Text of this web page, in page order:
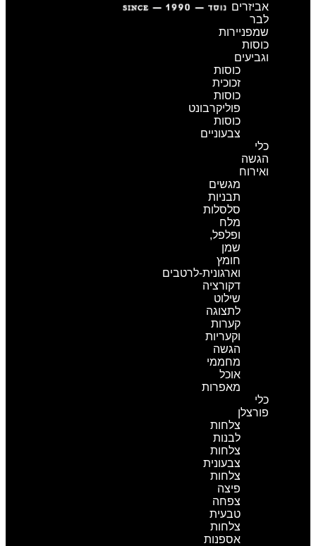
אביזרים
לבר
שמפניירות
כוסות
וגביעים
כוסות
זכוכית
כוסות
פוליקרבונט
כוסות
צבעוניים
כלי
הגשה
ואירוח
מגשים
תבניות
סלסלות
מלח
ופלפל,
שמן
חומץ
וארגונית-לרטבים
דקורציה
שילוט
לתצוגה
קערות
וקעריות
הגשה
מחממי
אוכל
מאפרות
כלי
פורצלן
צלחות
לבנות
צלחות
צבעונית
צלחות
פיצה
צפחה
טבעית
צלחות
אספנות